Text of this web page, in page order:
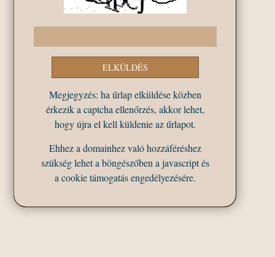
Megjegyzés: ha űrlap elküldése közben
érkezik a captcha ellenőrzés, akkor lehet,
hogy újra el kell küldenie az űrlapot.
Ehhez a domainhez való hozzáféréshez
szükség lehet a böngészőben a javascript és
a cookie támogatás engedélyezésére.